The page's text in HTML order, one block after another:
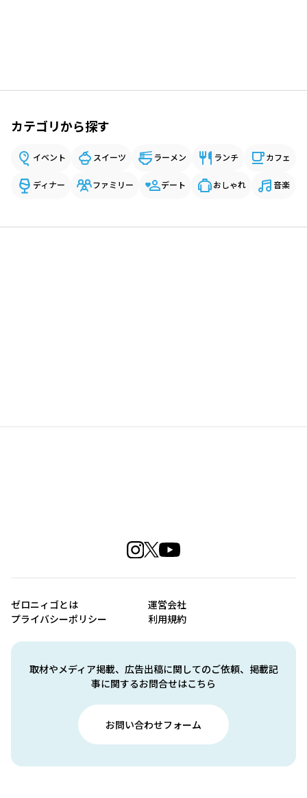
カテゴリから探す
イベント スイーツ ラーメン ランチ カフェ
ディナー ファミリー デート おしゃれ 音楽
取材やメディア掲載、広告出稿に関してのご依頼、掲載記
事に関するお問合せはこちら
お問い合わせフォーム
ゼロニィゴとは
運営会社
プライバシーポリシー
利用規約